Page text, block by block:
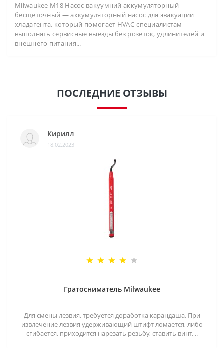
Milwaukee M18 Насос вакуумний аккумуляторный
бесщёточный — аккумуляторный насос для эвакуации
хладагента, который помогает HVAC-специалистам
выполнять сервисные выезды без розеток, удлинителей и
внешнего питания...
ПОСЛЕДНИЕ ОТЗЫВЫ
Кирилл
18.02.2023
Гратосниматель Milwaukee
Для смены лезвия, требуется доработка карандаша. При
извлечение лезвия удерживающий штифт ломается, либо
сгибается, приходится нарезать резьбу, ставить винт. ..